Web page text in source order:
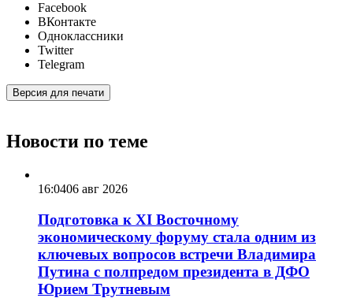
Facebook
ВКонтакте
Одноклассники
Twitter
Telegram
Версия для печати
Новости по теме
16:0406 авг 2026
Подготовка к XI Восточному
экономическому форуму стала одним из
ключевых вопросов встречи Владимира
Путина с полпредом президента в ДФО
Юрием Трутневым